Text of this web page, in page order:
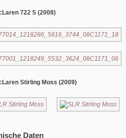
722 S (2008)
Stirling Moss (2009)
Daten